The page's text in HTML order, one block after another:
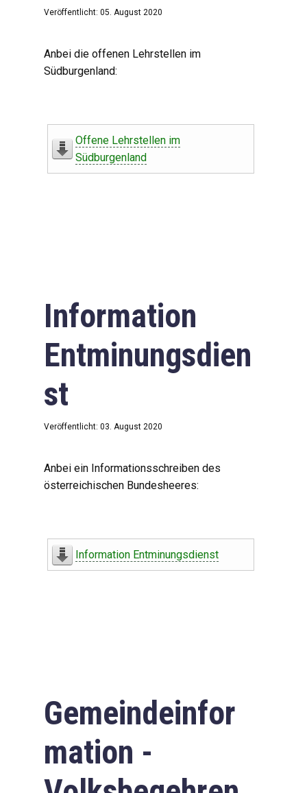
Veröffentlicht: 05. August 2020
Anbei die offenen Lehrstellen im
Südburgenland:
Offene Lehrstellen im
Südburgenland
Information
Entminungsdien
st
Veröffentlicht: 03. August 2020
Anbei ein Informationsschreiben des
österreichischen Bundesheeres:
Information Entminungsdienst
Gemeindeinfor
mation -